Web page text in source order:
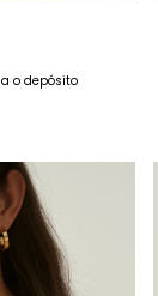
o depósito